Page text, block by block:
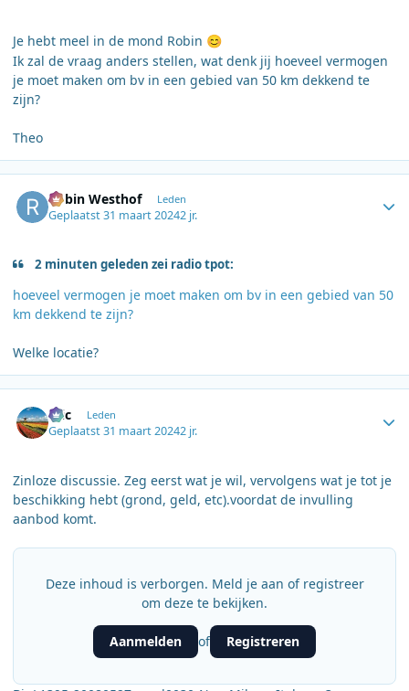
Je hebt meel in de mond Robin 😊
Ik zal de vraag anders stellen, wat denk jij hoeveel vermogen
je moet maken om bv in een gebied van 50 km dekkend te
zijn?
Theo
Robin Westhof Leden
Geplaatst31 maart 20242 jr.
2 minuten geleden zei radio tpot:
hoeveel vermogen je moet maken om bv in een gebied van 50
km dekkend te zijn?
Welke locatie?
Eric Leden
Geplaatst31 maart 20242 jr.
Zinloze discussie. Zeg eerst wat je wil, vervolgens wat je tot je
beschikking hebt (grond, geld, etc).voordat de invulling
aanbod komt.
Deze inhoud is verborgen. Meld je aan of registreer
om deze te bekijken.
Aanmelden of Registreren